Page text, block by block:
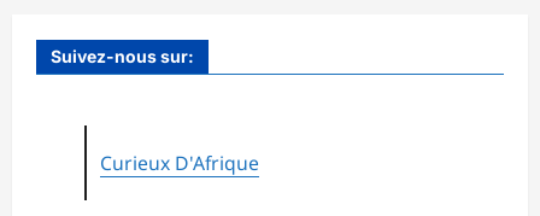
Suivez-nous sur:
Curieux D'Afrique